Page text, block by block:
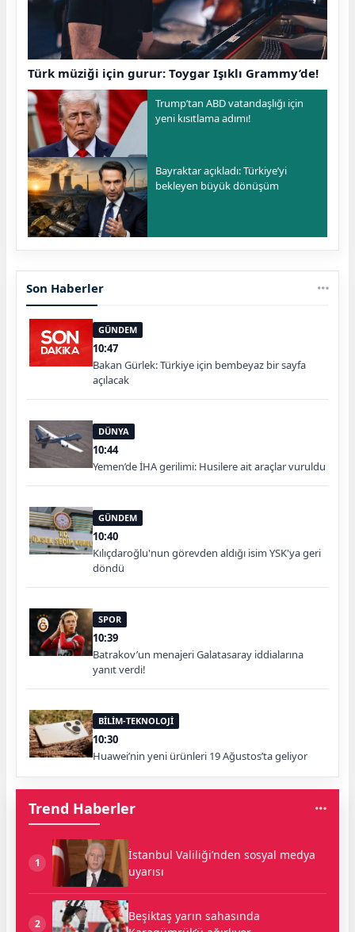
Türk müziği için gurur: Toygar Işıklı Grammy’de!
Trump’tan ABD vatandaşlığı için
yeni kısıtlama adımı!
Bayraktar açıkladı: Türkiye’yi
bekleyen büyük dönüşüm
Son Haberler
GÜNDEM
10:47
Bakan Gürlek: Türkiye için bembeyaz bir sayfa
açılacak
DÜNYA
10:44
Yemen’de İHA gerilimi: Husilere ait araçlar vuruldu
GÜNDEM
10:40
Kılıçdaroğlu'nun görevden aldığı isim YSK'ya geri
döndü
SPOR
10:39
Batrakov’un menajeri Galatasaray iddialarına
yanıt verdi!
BİLİM-TEKNOLOJİ
10:30
Huawei’nin yeni ürünleri 19 Ağustos’ta geliyor
Trend Haberler
1
İstanbul Valiliği’nden sosyal medya
uyarısı
2
Beşiktaş yarın sahasında